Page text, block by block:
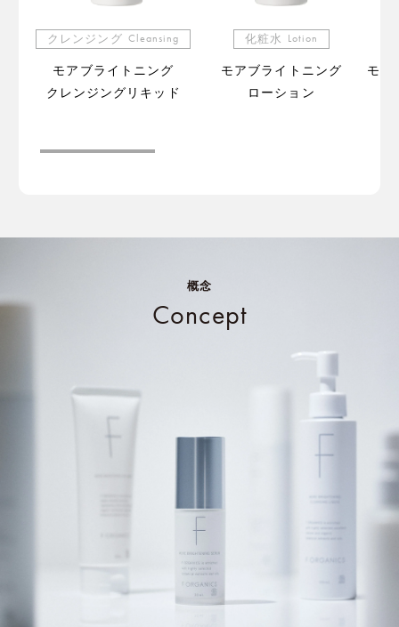
クレンジング Cleansing
モアブライトニング
クレンジングリキッド
化粧水 Lotion
モアブライトニング
ローション
モア
概念
Concept